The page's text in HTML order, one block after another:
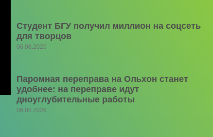
Студент БГУ получил миллион на соцсеть
для творцов
06.08.2026
Паромная переправа на Ольхон станет
удобнее: на переправе идут
дноуглубительные работы
06.08.2026